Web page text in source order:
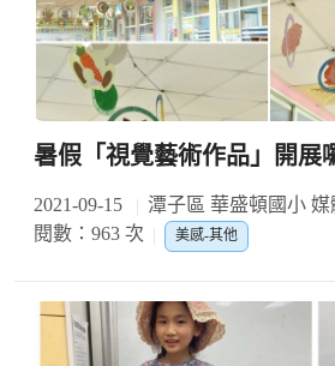
暑假「視覺藝術作品」開展
2021-09-15 潭子區 華盛頓國小
閱數：963 次
美感-其他